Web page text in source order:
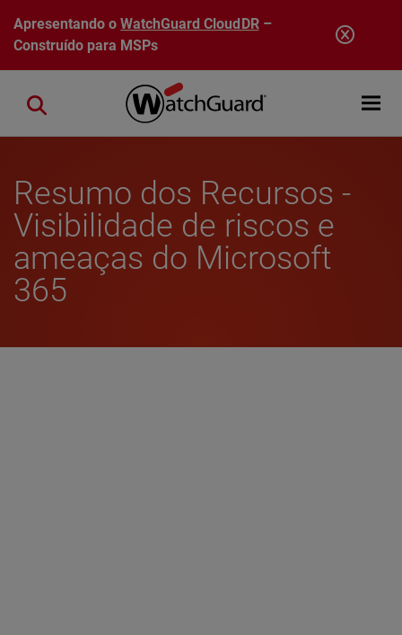
Pular para o conteúdo principal
Apresentando oWatchGuard CloudDR–
Construído para MSPs
Open
Close search
Resumo dos Recursos -
Visibilidade de riscos e
ameaças do Microsoft
365